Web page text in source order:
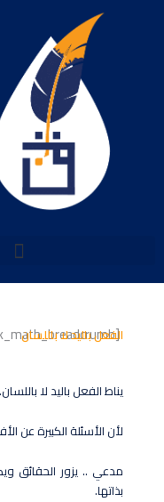
[rank_math_breadcrumb]
الفعل باليد لا باللسان
يناط الفعل باليد لا
لأن الأسئلة الكبيرة عن
مدعي .. يزور الحقائق
بذاتها.